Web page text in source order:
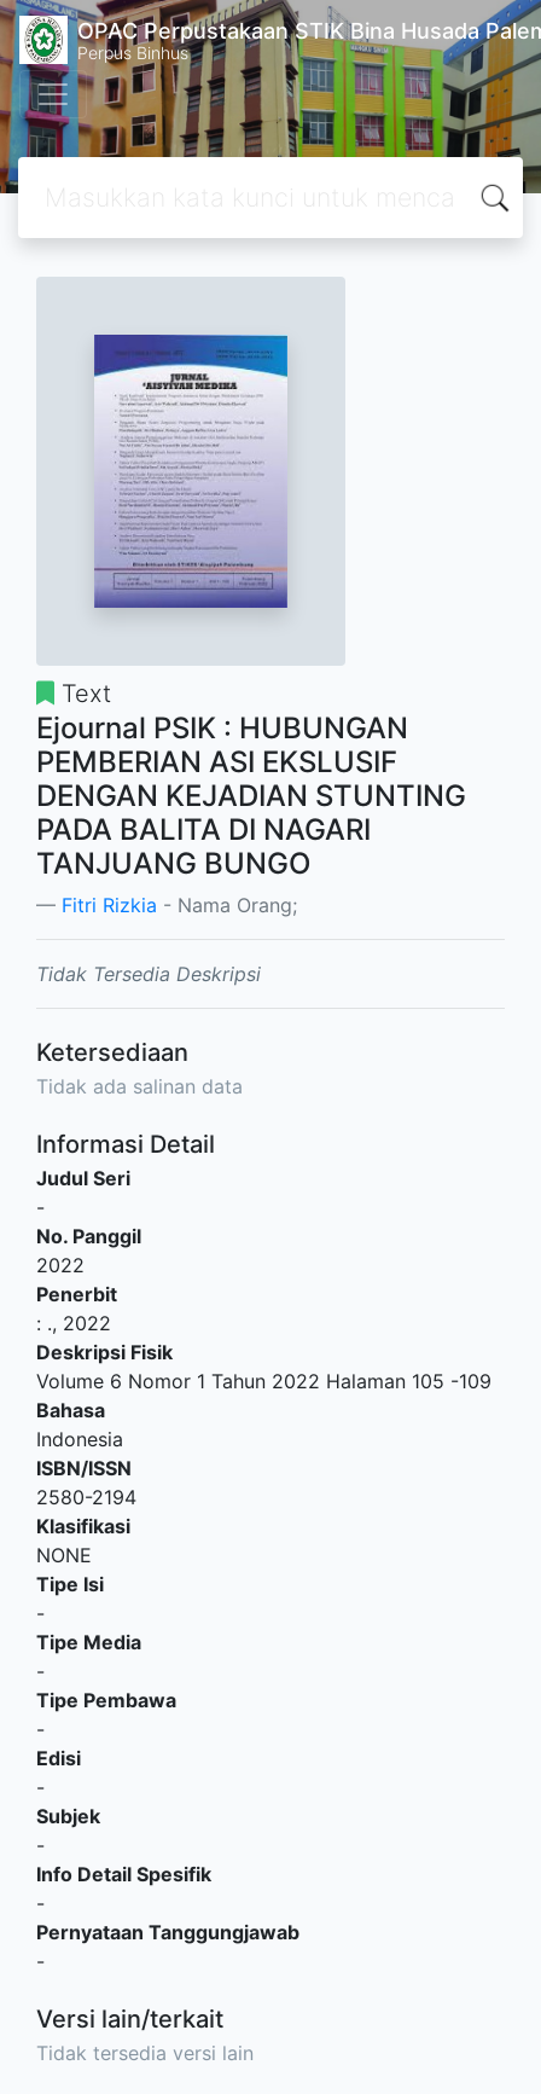
OPAC Perpustakaan STIK Bina Husada
Perpus Binhus
Text
Ejournal PSIK : HUBUNGAN
PEMBERIAN ASI EKSLUSIF
DENGAN KEJADIAN STUNTING
PADA BALITA DI NAGARI
TANJUANG BUNGO
Fitri Rizkia - Nama Orang;
Tidak Tersedia Deskripsi
Ketersediaan
Tidak ada salinan data
Informasi Detail
Judul Seri
-
No. Panggil
2022
Penerbit
: ., 2022
Deskripsi Fisik
Volume 6 Nomor 1 Tahun 2022 Halaman 105 -109
Bahasa
Indonesia
ISBN/ISSN
2580-2194
Klasifikasi
NONE
Tipe Isi
-
Tipe Media
-
Tipe Pembawa
-
Edisi
-
Subjek
-
Info Detail Spesifik
-
Pernyataan Tanggungjawab
-
Versi lain/terkait
Tidak tersedia versi lain